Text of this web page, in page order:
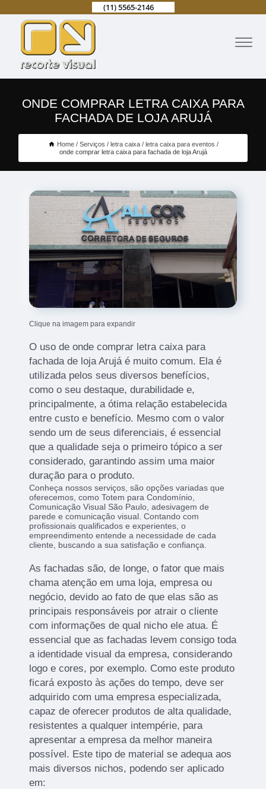
(11) 5565-2146
ONDE COMPRAR LETRA CAIXA PARA
FACHADA DE LOJA ARUJÁ
Home Serviços letra caixa
letra caixa para eventos
onde comprar letra caixa para fachada de loja Arujá
Clique na imagem para expandir
O uso de onde comprar letra caixa para
fachada de loja Arujá é muito comum. Ela é
utilizada pelos seus diversos benefícios,
como o seu destaque, durabilidade e,
principalmente, a ótima relação estabelecida
entre custo e benefício. Mesmo com o valor
sendo um de seus diferenciais, é essencial
que a qualidade seja o primeiro tópico a ser
considerado, garantindo assim uma maior
duração para o produto.
Conheça nossos serviços, são opções variadas que
oferecemos, como Totem para Condomínio,
Comunicação Visual São Paulo, adesivagem de
parede e comunicação visual. Contando com
profissionais qualificados e experientes, o
empreendimento entende a necessidade de cada
cliente, buscando a sua satisfação e confiança.
As fachadas são, de longe, o fator que mais
chama atenção em uma loja, empresa ou
negócio, devido ao fato de que elas são as
principais responsáveis por atrair o cliente
com informações de qual nicho ele atua. É
essencial que as fachadas levem consigo toda
a identidade visual da empresa, considerando
logo e cores, por exemplo. Como este produto
ficará exposto às ações do tempo, deve ser
adquirido com uma empresa especializada,
capaz de oferecer produtos de alta qualidade,
resistentes a qualquer intempérie, para
apresentar a empresa da melhor maneira
possível. Este tipo de material se adequa aos
mais diversos nichos, podendo ser aplicado
em: